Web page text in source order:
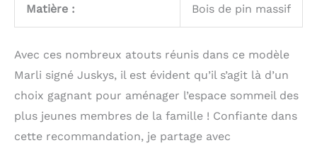
Matière : Bois de pin massif
Avec ces nombreux atouts réunis dans ce modèle
Marli signé Juskys, il est évident qu’il s’agit là d’un
choix gagnant pour aménager l’espace sommeil des
plus jeunes membres de la famille ! Confiante dans
cette recommandation, je partage avec